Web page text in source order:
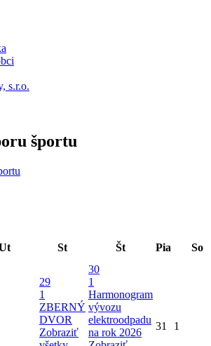
s.r.o.
športu
St Št Pia
So
29
1
ZBERNÝ
DVOR
Zobraziť
30
1
Harmonogram
vývozu
elektroodpadu
na rok 2026
31 1